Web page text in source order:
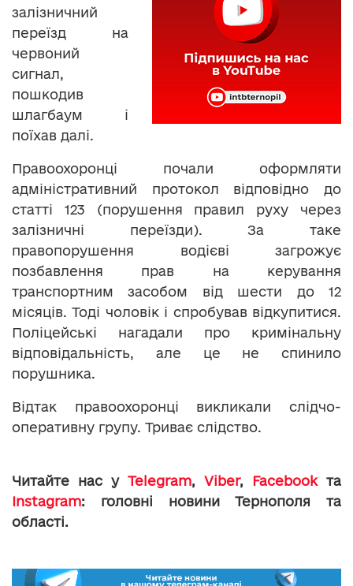
залізничний
переїзд на
червоний
сигнал,
пошкодив
шлагбаум і
поїхав далі.
Правоохоронці почали оформляти
адміністративний протокол відповідно до
статті 123 (порушення правил руху через
залізничні переїзди). За таке
правопорушення водієві загрожує
позбавлення прав на керування
транспортним засобом від шести до 12
місяців. Тоді чоловік і спробував відкупитися.
Поліцейські нагадали про кримінальну
відповідальність, але це не спинило
порушника.
Відтак правоохоронці викликали слідчо-
оперативну групу. Триває слідство.
Читайте нас у Telegram, Viber, Facebookта
Instagram: головні новини Тернополя та
області.